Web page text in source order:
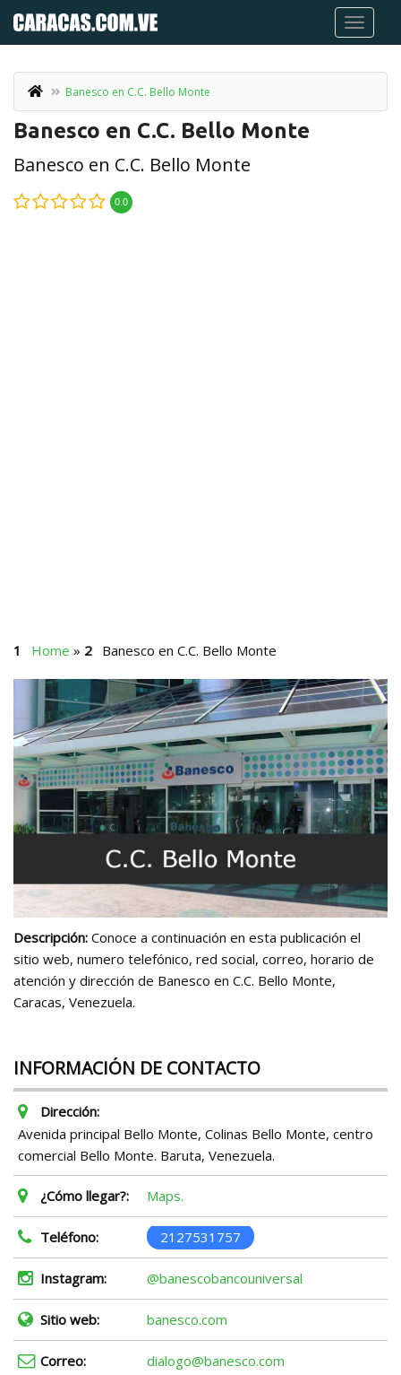
Banesco en C.C. Bello Monte
Banesco en C.C. Bello Monte
Banesco en C.C. Bello Monte
0.0
Home » Banesco en C.C. Bello Monte
Descripción: Conoce a continuación en esta publicación el
sitio web, numero telefónico, red social, correo, horario de
atención y dirección de Banesco en C.C. Bello Monte,
Caracas, Venezuela.
INFORMACIÓN DE CONTACTO
Dirección:
Avenida principal Bello Monte, Colinas Bello Monte, centro
comercial Bello Monte. Baruta, Venezuela.
¿Cómo llegar?: Maps.
Teléfono: 2127531757
Instagram: @banescobancouniversal
Sitio web: banesco.com
Correo: dialogo@banesco.com